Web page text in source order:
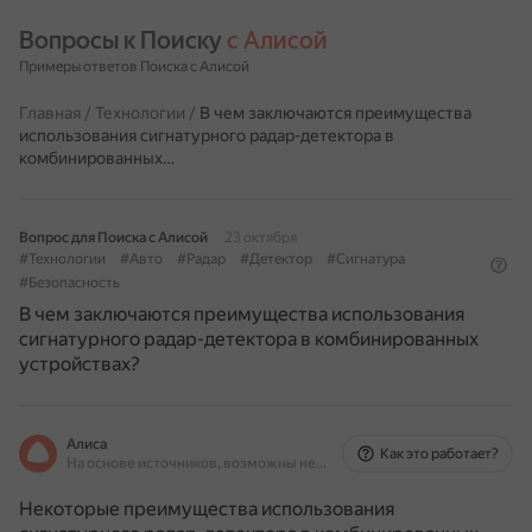
Вопросы к Поиску с Алисой
Примеры ответов Поиска с Алисой
Главная / Технологии / В чем заключаются преимущества
использования сигнатурного радар-детектора в
комбинированных…
Вопрос для Поиска с Алисой
23 октября
#Технологии
#Авто #Радар #Детектор
#Сигнатура
#Безопасность
В чем заключаются преимущества использования
сигнатурного радар-детектора в комбинированных
устройствах?
Алиса
На основе источников, возможны неточности
Как это работает?
Некоторые преимущества использования